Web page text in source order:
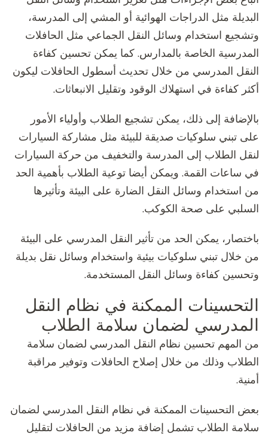
البديلة مثل الدراجات الهوائية أو المشي إلى المدرسة،
وتشجيع استخدام وسائل النقل الجماعي مثل الحافلات
المدرسية الخاصة بالمدارس. كما يمكن تحسين كفاءة
النقل المدرسي من خلال تحديث أسطول الحافلات ليكون
أكثر كفاءة في استهلاك الوقود وتقليل الانبعاثات.
بالإضافة إلى ذلك، يمكن تشجيع الطلاب وأولياء الأمور
على تبني سلوكيات صديقة للبيئة مثل مشاركة السيارات
لنقل الطلاب إلى المدرسة والتخفيف من حركة السيارات
في ساعات القمة. ويمكن أيضا توعية الطلاب بأهمية الحد
من استخدام وسائل النقل الضارة على البيئة وتأثيرها
السلبي على صحة الكوكب.
باختصار، يمكن الحد من تأثير النقل المدرسي على البيئة
من خلال تبني سلوكيات بيئية واستخدام وسائل نقل بديلة
وتحسين كفاءة وسائل النقل المستخدمة.
التحسينات الممكنة في نظام النقل
المدرسي لضمان سلامة الطلاب
من المهم تحسين نظام النقل المدرسي لضمان سلامة
الطلاب وذلك من خلال إصلاح الحافلات وتوفير مراقبة
أمنية.
بعض التحسينات الممكنة في نظام النقل المدرسي لضمان
سلامة الطلاب تشمل إضافة مزيد من الحافلات لتقليل